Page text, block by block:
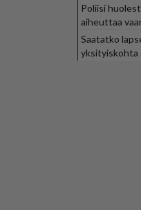
Poliisi
aiheuttaa
Saatatko
yksityiskohta